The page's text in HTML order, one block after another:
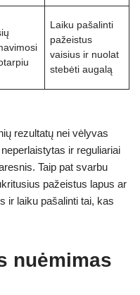
Laiku pašalinti
pažeistus
vaisius ir nuolat
stebėti augalą
rezultatų nei vėlyvas
ir reguliariai
Taip pat svarbu
pažeistus lapus ar
ir laiku pašalinti tai, kas
nuėmimas